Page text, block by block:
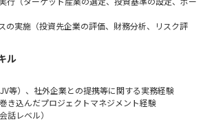
ではなく、自分で考え自走できる方
ることに恐れのない方
も前向きに業務に取り組める方
き合い、常に敬意と感謝を持てる方
切にできる方
ら自己変革を恐れず実行できる方
の実施（投資先企業の評価、財務分析、リスク評
サポート、進捗状況の定期的なレビュー、支援​
強化、企業価値向上のための提案、経営戦略の策定
るスタートアップを活用したバリューアップ・事業
協業及びマネジメント​
ル
等）、社外企業との提携等に関する実務経験​
き込んだプロジェクトマネジメント経験​
話レベル）​